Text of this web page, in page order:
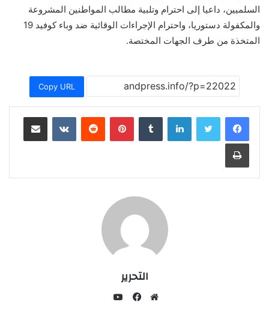
السلميين، داعيا إلى احترام وتلبية مطالب المواطنين المشروعة
والمكفولة دستوريا، واحترام الإجراءات الوقائية ضد وباء كوفيد 19
المتخذة من طرف الجهات المختصة.
Copy URL
لينكدإن بينتيريست مشاركة عبر البريد
طباعة
التحرير